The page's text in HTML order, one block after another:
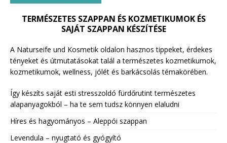
TERMÉSZETES SZAPPAN ÉS KOZMETIKUMOK ÉS
SAJÁT SZAPPAN KÉSZÍTÉSE
A Naturseife und Kosmetik oldalon hasznos tippeket, érdekes
tényeket és útmutatásokat talál a természetes kozmetikumok,
kozmetikumok, wellness, jólét és barkácsolás témakörében.
Így készíts saját esti stresszoldó fürdőrutint természetes
alapanyagokból – ha te sem tudsz könnyen elaludni
Híres és hagyományos – Aleppói szappan
Levendula – nyugtató és gyógyító